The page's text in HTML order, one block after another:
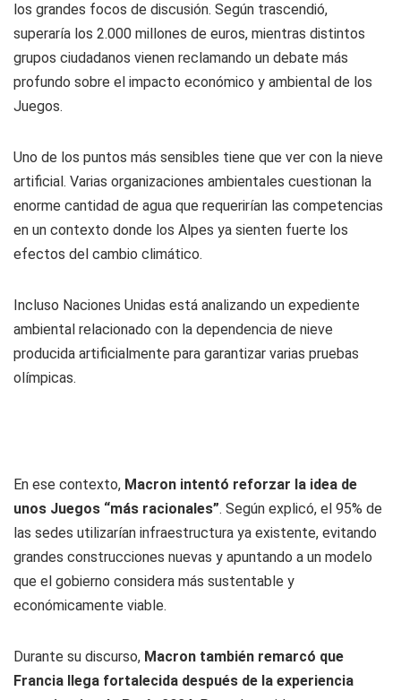
los grandes focos de discusión. Según trascendió,
superaría los 2.000 millones de euros, mientras distintos
grupos ciudadanos vienen reclamando un debate más
profundo sobre el impacto económico y ambiental de los
Juegos.
Uno de los puntos más sensibles tiene que ver con la nieve
artificial. Varias organizaciones ambientales cuestionan la
enorme cantidad de agua que requerirían las competencias
en un contexto donde los Alpes ya sienten fuerte los
efectos del cambio climático.
Incluso Naciones Unidas está analizando un expediente
ambiental relacionado con la dependencia de nieve
producida artificialmente para garantizar varias pruebas
olímpicas.
En ese contexto, Macron intentó reforzar la idea de
unos Juegos “más racionales”. Según explicó, el 95% de
las sedes utilizarían infraestructura ya existente, evitando
grandes construcciones nuevas y apuntando a un modelo
que el gobierno considera más sustentable y
económicamente viable.
Durante su discurso, Macron también remarcó que
Francia llega fortalecida después de la experiencia